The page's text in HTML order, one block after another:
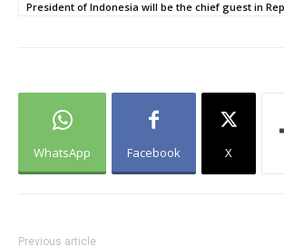
President of Indonesia will be the chief guest in
WhatsApp Facebook X
Previous article